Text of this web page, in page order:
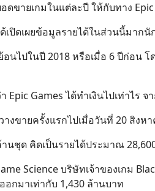
ดขายเกมในแต่ละปี ให้กับทาง
เปิดเผยข้อมูลรายได้ในส่วนนี้มากนั
นไปในปี 2018 หรือเมื่อ 6 ปีก่อน
Epic Games ได้ทำเงินไปเท่าไร
างขายครั้งแรกไปเมื่อวันที่ 20 สิ
นชุด คิดเป็นรายได้ประมาณ
Science บริษัทเจ้าของเกม
กมาเท่ากับ 1,430 ล้านบาท